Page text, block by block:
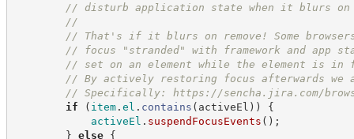
// disturb application state when it blurs on
//
// That's if it blurs on remove! Some
// focus "stranded" with framework and app
// set on an element while the element is in
// By actively restoring focus afterwards we
// Specifically: https://sencha.jira.com/
if
( item. el . contains ( activeEl ) )
{
activeEl . suspendFocusEvents ( ) ;
} else {